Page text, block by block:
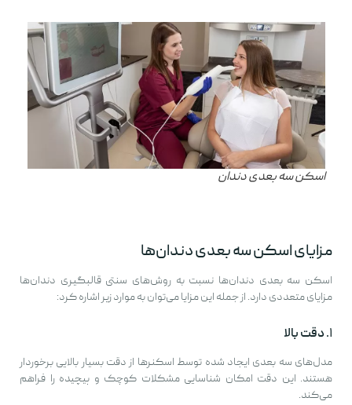
اسکن سه بعدی دندان
مزایای اسکن سه بعدی دندان‌ها
اسکن سه بعدی دندان‌ها نسبت به روش‌های سنتی قالبگیری دندان‌ها
مزایای متعددی دارد. از جمله این مزایا می‌توان به موارد زیر اشاره کرد:
۱. دقت بالا
مدل‌های سه بعدی ایجاد شده توسط اسکنرها از دقت بسیار بالایی برخوردار
هستند. این دقت امکان شناسایی مشکلات کوچک و پیچیده را فراهم
می‌کند.